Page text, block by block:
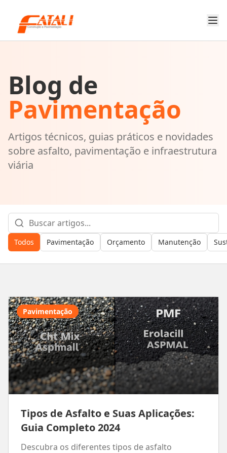
Blog de
Pavimentação
Artigos técnicos, guias práticos e novidades
sobre asfalto, pavimentação e infraestrutura
viária
Todos Pavimentação Orçamento Manutenção
Pavimentação
Tipos de Asfalto e Suas Aplicações:
Guia Completo 2024
Descubra os diferentes tipos de asfalto